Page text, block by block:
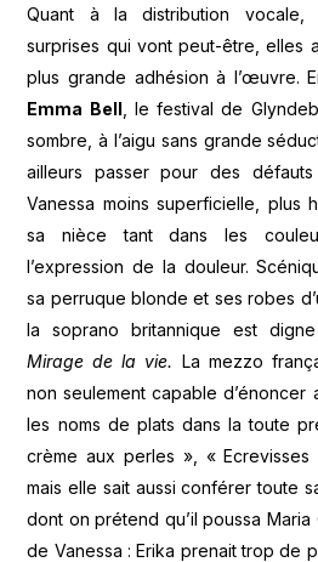
Quant à la distribution vocale,
surprises qui vont peut-être, elles
plus grande adhésion à l’œuvre.
Emma Bell , le festival de
sombre, à l’aigu sans grande
ailleurs passer pour des
Vanessa moins superficielle, plus
sa nièce tant dans les
l’expression de la douleur.
sa perruque blonde et ses robes
la soprano britannique est
Mirage de la vie. La mezzo
non seulement capable
les noms de plats dans la toute
crème aux perles », « Ecrevisses
mais elle sait aussi conférer toute
dont on prétend qu’il poussa
de Vanessa : Erika prenait trop de